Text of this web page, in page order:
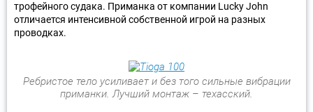
трофейного судака. Приманка от компании Lucky John
отличается интенсивной собственной игрой на разных
проводках.
Ребристое тело усиливает и без того сильные вибрации
приманки. Лучший монтаж – техасский.